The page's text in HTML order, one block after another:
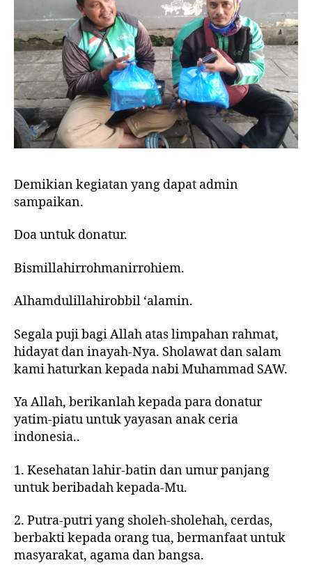
Demikian kegiatan yang dapat admin
sampaikan.
Doa untuk donatur.
Bismillahirrohmanirrohiem.
Alhamdulillahirobbil ‘alamin.
Segala puji bagi Allah atas limpahan rahmat,
hidayat dan inayah-Nya. Sholawat dan salam
kami haturkan kepada nabi Muhammad SAW.
Ya Allah, berikanlah kepada para donatur
yatim-piatu untuk yayasan anak ceria
indonesia..
1. Kesehatan lahir-batin dan umur panjang
untuk beribadah kepada-Mu.
2. Putra-putri yang sholeh-sholehah, cerdas,
berbakti kepada orang tua, bermanfaat untuk
masyarakat, agama dan bangsa.